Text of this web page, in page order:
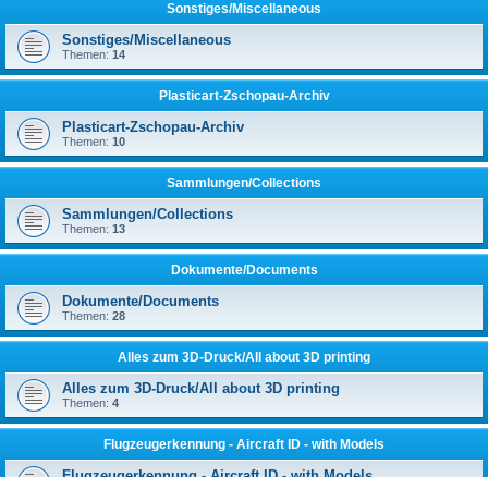
Sonstiges/Miscellaneous
Sonstiges/Miscellaneous
Themen: 14
Plasticart-Zschopau-Archiv
Plasticart-Zschopau-Archiv
Themen: 10
Sammlungen/Collections
Sammlungen/Collections
Themen: 13
Dokumente/Documents
Dokumente/Documents
Themen: 28
Alles zum 3D-Druck/All about 3D printing
Alles zum 3D-Druck/All about 3D printing
Themen: 4
Flugzeugerkennung - Aircraft ID - with Models